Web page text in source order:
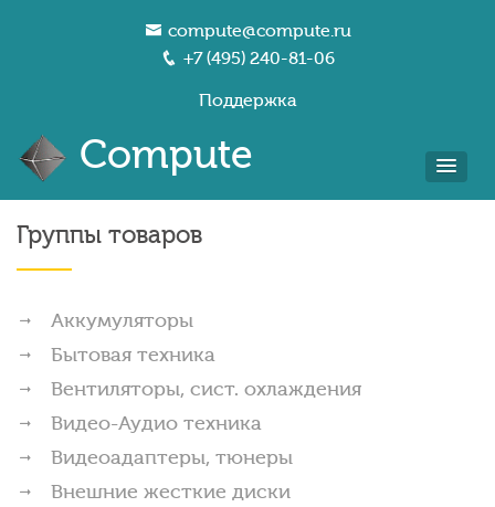
compute@compute.ru
+7 (495) 240-81-06
Поддержка
Compute
Группы товаров
Аккумуляторы
Бытовая техника
Вентиляторы, сист. охлаждения
Видео-Аудио техника
Видеоадаптеры, тюнеры
Внешние жесткие диски